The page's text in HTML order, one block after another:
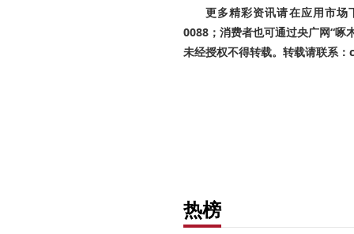
更多精彩资讯请在应用市场
0088；消费者也可通过央广网“啄
未经授权不得转载。转载请联系
热榜